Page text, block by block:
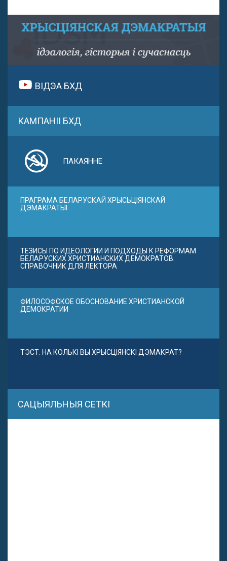
ВІДЭА БХД
КАМПАНІІ БХД
ПАКАЯННЕ
ПРАГРАМА БЕЛАРУСКАЙ ХРЫСЬЦІЯНСКАЙ
ДЭМАКРАТЫІ
ТЕЗИСЫ ПО ИДЕОЛОГИИ И ПОДХОДЫ К РЕФОРМАМ
БЕЛАРУСКИХ ХРИСТИАНСКИХ ДЕМОКРАТОВ.
СПРАВОЧНИК ДЛЯ ЛЕКТОРА
ФИЛОСОФСКОЕ ОБОСНОВАНИЕ ХРИСТИАНСКОЙ
ДЕМОКРАТИИ
ТЭСТ. НА КОЛЬКІ ВЫ ХРЫСЦІЯНСКІ ДЭМАКРАТ?
САЦЫЯЛЬНЫЯ СЕТКІ